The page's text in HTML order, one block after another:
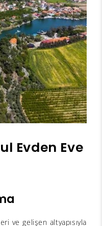
Evden Eve
ve gelişen altyapısıyla